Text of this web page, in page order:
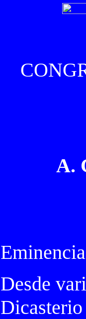
A.
Desde